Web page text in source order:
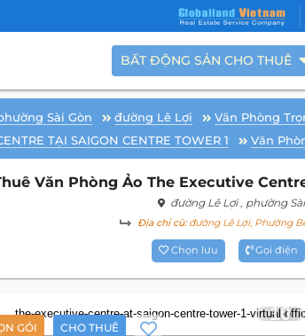
BẤT ĐỘNG SẢN CHO THUÊ
Sài Gòn đường Lê Lợi
Văn Phòng
TẠI SAIGON CENTRE TOWER 1
Văn
Văn Phòng Ảo The Executive
đường Lê Lợi , phường
Địa chỉ cũ:đường Lê Lợi, Phường
Chọn lưu Gọi điện
GÓI CHO THUÊ
10